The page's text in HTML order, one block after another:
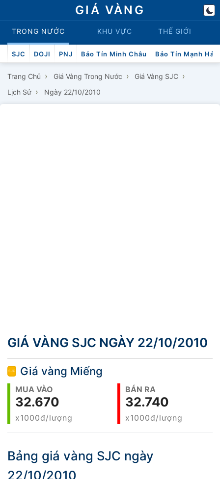
GIÁ VÀNG
TRONG NƯỚC KHU VỰC THẾ GIỚI
SJC DOJI PNJ Bảo Tín Minh Châu Bảo Tín Mạnh Hải
Trang Chủ › Giá Vàng Trong Nước › Giá Vàng SJC ›
Lịch Sử › Ngày 22/10/2010
GIÁ VÀNG SJC NGÀY 22/10/2010
Giá vàng Miếng
MUA VÀO
32.670
x1000đ/lượng
BÁN RA
32.740
x1000đ/lượng
Bảng giá vàng SJC ngày
22/10/2010